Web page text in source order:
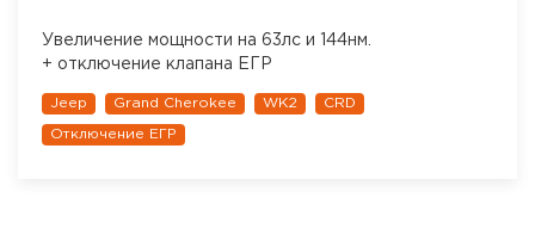
Увеличение мощности на 63лс и 144нм.
+ отключение клапана ЕГР
Jeep Grand Cherokee WK2 CRD
Отключение ЕГР